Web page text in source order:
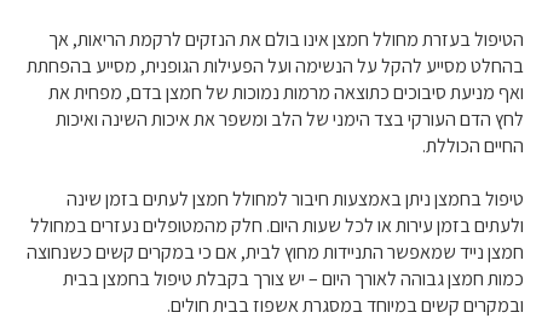
הטיפול בעזרת מחולל חמצן אינו בולם את הנזקים לרקמת הריאות, אך
בהחלט מסייע להקל על הנשימה ועל הפעילות הגופנית, מסייע בהפחתת
ואף מניעת סיבוכים כתוצאה מרמות נמוכות של חמצן בדם, מפחית את
לחץ הדם העורקי בצד הימני של הלב ומשפר את איכות השינה ואיכות
החיים הכוללת.
טיפול בחמצן ניתן באמצעות חיבור למחולל חמצן לעתים בזמן שינה
ולעתים בזמן עירות או לכל שעות היום. חלק מהמטופלים נעזרים במחולל
חמצן נייד שמאפשר התניידות מחוץ לבית, אם כי במקרים קשים כשנחוצה
כמות חמצן גבוהה לאורך היום – יש צורך בקבלת טיפול בחמצן בבית
ובמקרים קשים במיוחד במסגרת אשפוז בבית חולים.